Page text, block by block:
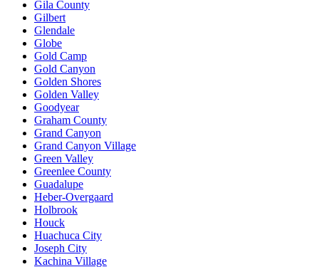
Gila County
Gilbert
Glendale
Globe
Gold Camp
Gold Canyon
Golden Shores
Golden Valley
Goodyear
Graham County
Grand Canyon
Grand Canyon Village
Green Valley
Greenlee County
Guadalupe
Heber-Overgaard
Holbrook
Houck
Huachuca City
Joseph City
Kachina Village